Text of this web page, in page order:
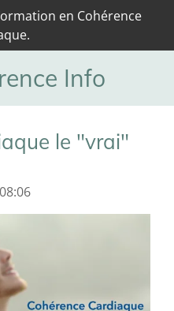
Info
en Cohérence
le "vrai"